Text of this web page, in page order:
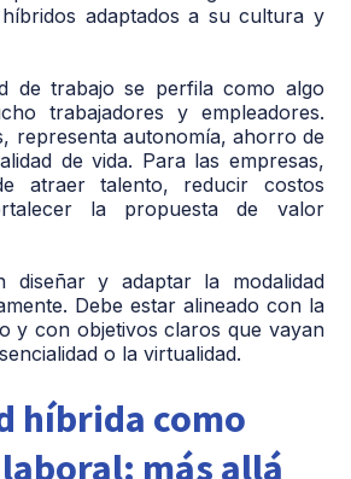
adaptados a su cultura y
de trabajo se perfila como algo
trabajadores y empleadores.
representa autonomía, ahorro de
de vida. Para las empresas,
atraer talento, reducir costos
la propuesta de valor
diseñar y adaptar la modalidad
Debe estar alineado con la
y con objetivos claros que vayan
o la virtualidad.
híbrida como
más allá